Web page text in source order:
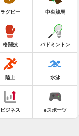
ラグビー 中央競馬
格闘技 バドミントン
陸上 水泳
ビジネス eスポーツ